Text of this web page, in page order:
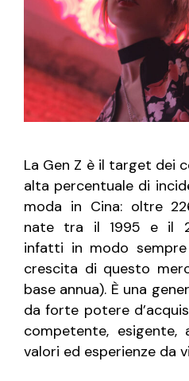
La Gen Z è il target dei
alta percentuale di
moda in Cina: oltre
nate tra il 1995 e il
infatti in modo
crescita di questo
base annua). È una
da forte potere
competente,
valori ed esperienze da